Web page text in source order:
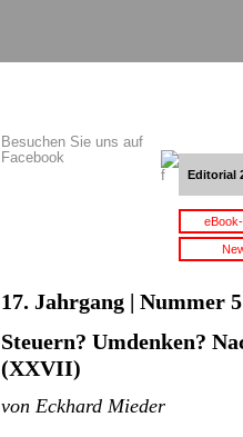
Besuchen Sie uns auf
Facebook
Editorial
17. Jahrgang | Nummer
Steuern? Umdenken?
(XXVII)
von Eckhard Mieder